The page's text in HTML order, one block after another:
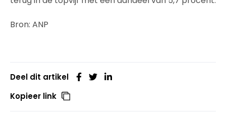
Bron: ANP
Deel dit artikel
Kopieer link